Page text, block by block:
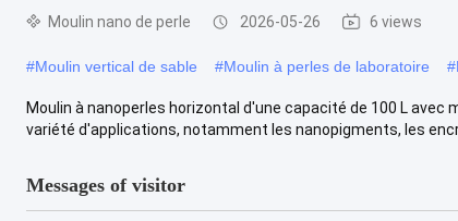
Moulin nano de perle 2026-05-26 6 views
#Moulin vertical de sable #Moulin à perles de laboratoire #
Moulin à nanoperles horizontal d'une capacité de 100 L avec
variété d'applications, notamment les nanopigments, les
Messages of visitor